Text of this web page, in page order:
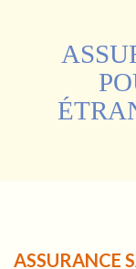
ASSURANCE